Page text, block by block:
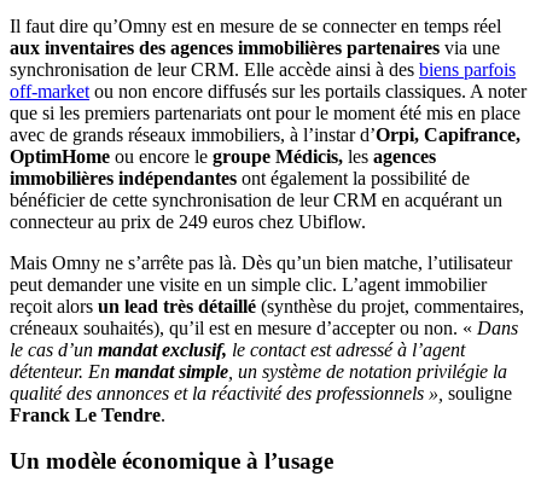
Il faut dire qu’Omny est en mesure de se connecter en temps réel
aux inventaires des agences immobilières partenaires via une
synchronisation de leur CRM. Elle accède ainsi à des biens parfois
off-market ou non encore diffusés sur les portails classiques. A noter
que si les premiers partenariats ont pour le moment été mis en place
avec de grands réseaux immobiliers, à l’instar d’Orpi, Capifrance,
OptimHome ou encore le groupe Médicis, les agences
immobilières indépendantes ont également la possibilité de
bénéficier de cette synchronisation de leur CRM en acquérant un
connecteur au prix de 249 euros chez Ubiflow.
Mais Omny ne s’arrête pas là. Dès qu’un bien matche, l’utilisateur
peut demander une visite en un simple clic. L’agent immobilier
reçoit alors un lead très détaillé (synthèse du projet, commentaires,
créneaux souhaités), qu’il est en mesure d’accepter ou non. « Dans
le cas d’un mandat exclusif, le contact est adressé à l’agent
détenteur. En mandat simple , un système de notation privilégie la
qualité des annonces et la réactivité des professionnels », souligne
Franck Le Tendre.
Un modèle économique à l’usage